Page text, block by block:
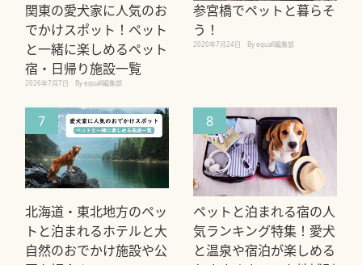
関東の愛犬家に人気のお
でかけスポット！ペット
と一緒に楽しめるペット
宿・日帰り施設一覧
2026年7月7日 By equall編集部
参宮橋でペットと暮らそ
う！
2020年7月24日 By equall編集部
7
北海道・東北地方のペッ
トと泊まれるホテルと大
自然のおでかけ施設や公
8
ペットと泊まれる宿の人
気ランキング特集！愛犬
と温泉や宿泊が楽しめる